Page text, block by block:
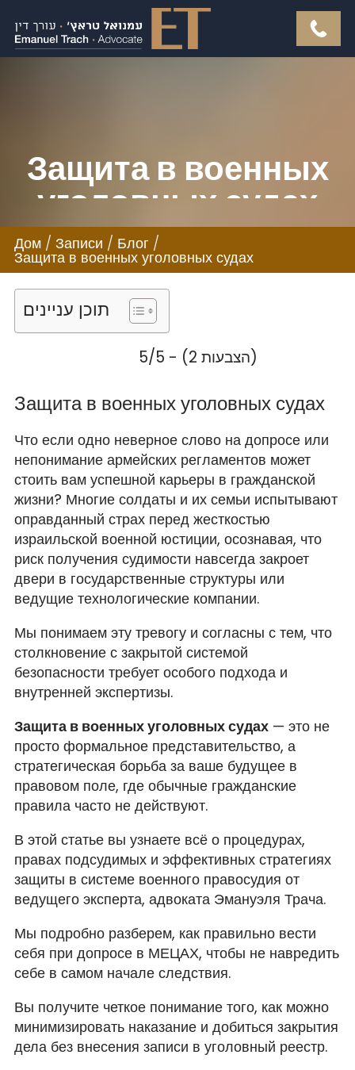
Защита в военных
уголовных судах
Дом / Записи / Блог /
Защита в военных уголовных судах
תוכן עניינים
5/5 - (2 הצבעות)
Защита в военных уголовных судах
Что если одно неверное слово на допросе или
непонимание армейских регламентов может
стоить вам успешной карьеры в гражданской
жизни? Многие солдаты и их семьи испытывают
оправданный страх перед жесткостью
израильской военной юстиции, осознавая, что
риск получения судимости навсегда закроет
двери в государственные структуры или
ведущие технологические компании.
Мы понимаем эту тревогу и согласны с тем, что
столкновение с закрытой системой
безопасности требует особого подхода и
внутренней экспертизы.
Защита в военных уголовных судах— это не
просто формальное представительство, а
стратегическая борьба за ваше будущее в
правовом поле, где обычные гражданские
правила часто не действуют.
В этой статье вы узнаете всё о процедурах,
правах подсудимых и эффективных стратегиях
защиты в системе военного правосудия от
ведущего эксперта, адвоката Эмануэля Трача.
Мы подробно разберем, как правильно вести
себя при допросе в МЕЦАХ, чтобы не навредить
себе в самом начале следствия.
Вы получите четкое понимание того, как можно
минимизировать наказание и добиться закрытия
дела без внесения записи в уголовный реестр.